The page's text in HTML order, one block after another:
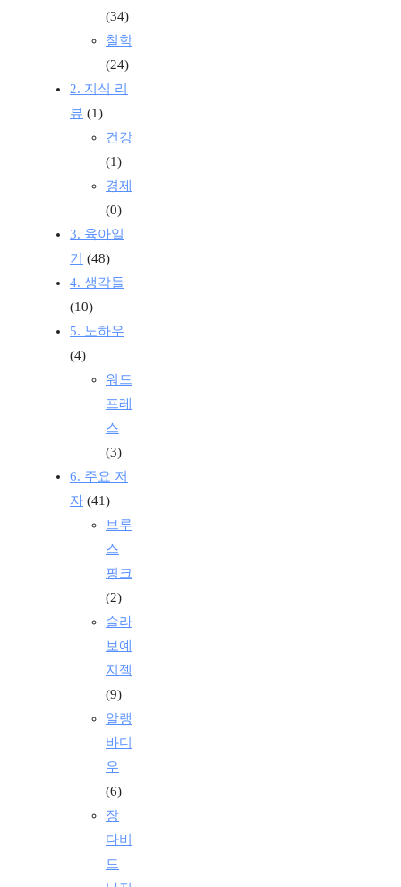
(34)
철학
(24)
2. 지식 리
뷰 (1)
건강
(1)
경제
(0)
3. 육아일
기 (48)
4. 생각들
(10)
5. 노하우
(4)
워드
프레
스
(3)
6. 주요 저
자 (41)
브루
스
핑크
(2)
슬라
보예
지젝
(9)
알랭
바디
우
(6)
장
다비
드